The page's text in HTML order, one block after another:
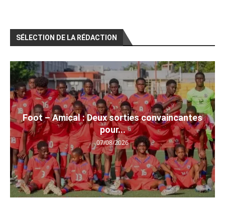
SÉLECTION DE LA RÉDACTION
Foot – Amical : Deux sorties convaincantes
pour...
07/08/2026